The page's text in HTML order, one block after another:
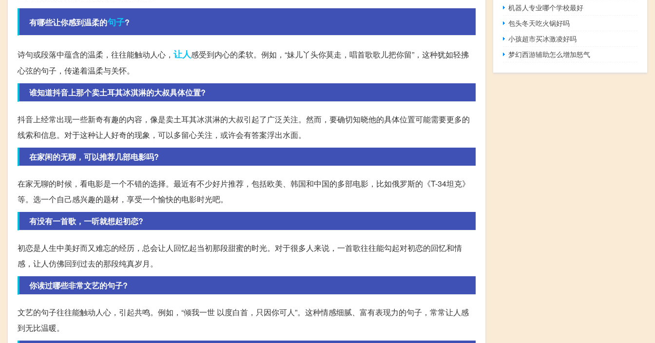
有哪些让你感到温柔的句子?
诗句或段落中蕴含的温柔，往往能触动人心， 让人感受到内心的柔软。例如，“妹儿丫头你莫走，唱首歌歌儿把你留”，这种犹如轻拂
心弦的句子，传递着温柔与关怀。
谁知道抖音上那个卖土耳其冰淇淋的大叔具体位置?
抖音上经常出现一些新奇有趣的内容，像是卖土耳其冰淇淋的大叔引起了广泛关注。然而，要确切知晓他的具体位置可能需要更多的
线索和信息。对于这种让人好奇的现象，可以多留心关注，或许会有答案浮出水面。
在家闲的无聊，可以推荐几部电影吗?
在家无聊的时候，看电影是一个不错的选择。最近有不少好片推荐，包括欧美、韩国和中国的多部电影，比如俄罗斯的《T-34坦克》
等。选一个自己感兴趣的题材，享受一个愉快的电影时光吧。
有没有一首歌，一听就想起初恋?
初恋是人生中美好而又难忘的经历，总会让人回忆起当初那段甜蜜的时光。对于很多人来说，一首歌往往能勾起对初恋的回忆和情
感，让人仿佛回到过去的那段纯真岁月。
你读过哪些非常文艺的句子?
文艺的句子往往能触动人心，引起共鸣。例如，“倾我一世 以度白首，只因你可人”。这种情感细腻、富有表现力的句子，常常让人感
到无比温暖。
机器人专业哪个学校最好
包头冬天吃火锅好吗
小孩超市买冰激凌好吗
梦幻西游辅助怎么增加怒气